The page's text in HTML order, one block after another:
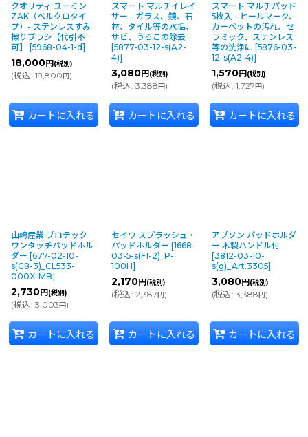
クオリティ ユーミン
ZAK（ベルクロタイ
プ）- ステンレスすみ
擦りブラシ【代引不
可】
[5968-04-1-d]
18,000円 (税別)
(税込: 19,800円)
カートに入れる
スマート マルチイレイ
サー - ガラス、鏡、石
材、タイル等の水垢、
サビ、うろこの除去
[5877-03-12-s(A2-
4)]
3,080円 (税別)
(税込: 3,388円)
カートに入れる
スマート マルチパッド
5枚入 - ヒールマーク、
カーペットの汚れ、セ
ラミック、ステンレス
等の洗浄に [5876-03-
12-s(A2-4)]
1,570円 (税別)
(税込: 1,727円)
カートに入れる
山崎産業 プロテック
ワンタッチパッドホル
ダー [677-02-10-
s(G8-3)_CL533-
000X-MB]
2,730円 (税別)
(税込: 3,003円)
カートに入れる
セイワ スプラッシュ・
パッドホルダー [1668-
03-5-s(F1-2)_P-
100H]
2,170円 (税別)
(税込: 2,387円)
カートに入れる
アプソン パッドホルダ
ー 木製ハンドル付
[3812-03-10-
s(g)_Art.3305]
3,080円 (税別)
(税込: 3,388円)
カートに入れる